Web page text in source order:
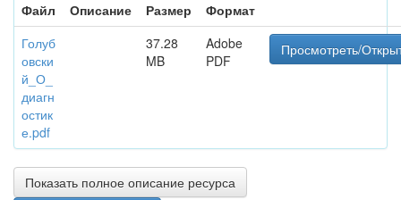
Файл
Описание Размер
Формат
Голуб
овски
й_О_
диагн
остик
е.pdf
37.28
MB
Adobe
PDF
Просмотреть/
Показать полное описание ресурса